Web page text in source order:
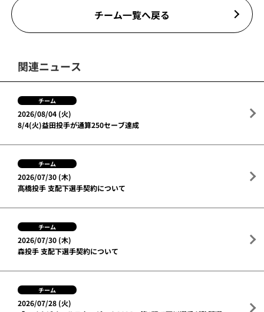
チーム一覧へ戻る
関連ニュース
チーム
2026/08/04 (火)
8/4(火)益田投手が通算250セーブ達成
チーム
2026/07/30 (木)
髙橋投手 支配下選手契約について
チーム
2026/07/30 (木)
森投手 支配下選手契約について
チーム
2026/07/28 (火)